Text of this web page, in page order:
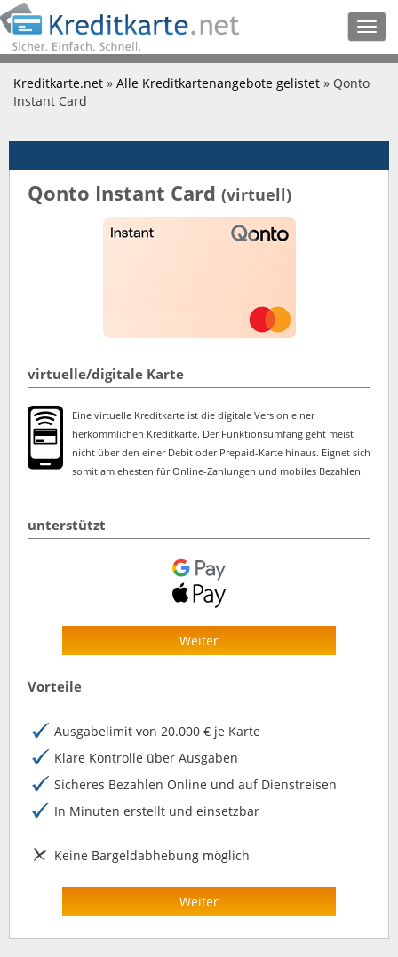
Kreditkarte.net » Alle Kreditkartenangebote gelistet » Qonto
Instant Card
Qonto Instant Card (virtuell)
virtuelle/digitale Karte
Eine virtuelle Kreditkarte ist die digitale Version einer
herkömmlichen Kreditkarte. Der Funktionsumfang geht meist
nicht über den einer Debit oder Prepaid-Karte hinaus. Eignet sich
somit am ehesten für Online-Zahlungen und mobiles Bezahlen.
unterstützt
Weiter
Vorteile
Ausgabelimit von 20.000 € je Karte
Klare Kontrolle über Ausgaben
Sicheres Bezahlen Online und auf Dienstreisen
In Minuten erstellt und einsetzbar
Keine Bargeldabhebung möglich
Weiter